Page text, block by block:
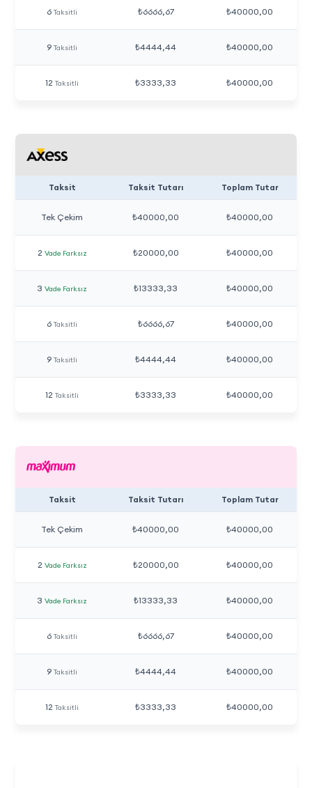
6Taksitli ₺6666,67 ₺40000,00
9Taksitli ₺4444,44 ₺40000,00
12Taksitli ₺3333,33 ₺40000,00
Taksit Taksit Tutarı Toplam Tutar
Tek Çekim ₺40000,00 ₺40000,00
2 Vade Farksız ₺20000,00 ₺40000,00
3Vade Farksız ₺13333,33 ₺40000,00
6Taksitli ₺6666,67 ₺40000,00
9Taksitli ₺4444,44 ₺40000,00
12Taksitli ₺3333,33 ₺40000,00
Taksit Taksit Tutarı Toplam Tutar
Tek Çekim ₺40000,00 ₺40000,00
2 Vade Farksız ₺20000,00 ₺40000,00
3Vade Farksız ₺13333,33 ₺40000,00
6Taksitli ₺6666,67 ₺40000,00
9Taksitli ₺4444,44 ₺40000,00
12Taksitli ₺3333,33 ₺40000,00